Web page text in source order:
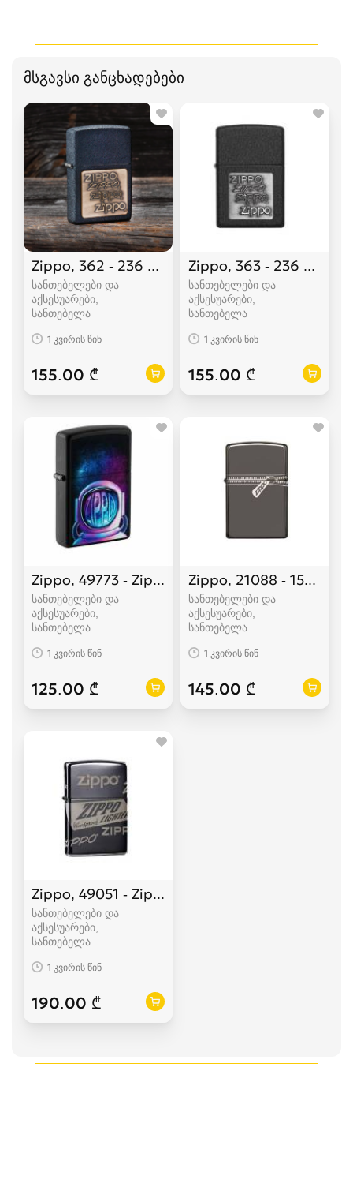
მსგავსი განცხადებები
Zippo, 362 - 236 Zippo Brass Emblem
სანთებელები და
აქსესუარები,
სანთებელა
1 კვირის წინ
155.00 ₾
Zippo, 363 - 236 Zippo
სანთებელები და
აქსესუარები,
სანთებელა
1 კვირის წინ
155.00 ₾
Zippo, 49773 - Zippo Astronaut Design
სანთებელები და
აქსესუარები,
სანთებელა
1 კვირის წინ
125.00 ₾
Zippo, 21088 - 150
სანთებელები და
აქსესუარები,
სანთებელა
1 კვირის წინ
145.00 ₾
Zippo, 49051 - Zippo Logo Design
სანთებელები და
აქსესუარები,
სანთებელა
1 კვირის წინ
190.00 ₾